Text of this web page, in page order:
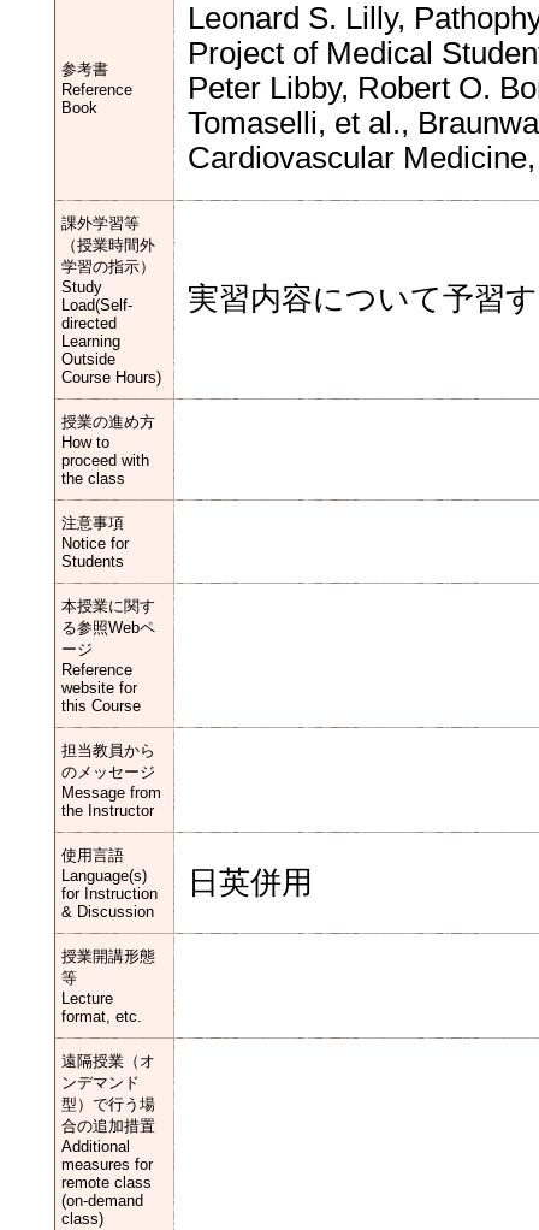
参考書
Reference
Book
Leonard S. Lilly,
Project of Medical
Peter Libby, Robert O.
Tomaselli, et al.,
Cardiovascular
課外学習等
（授業時間外
学習の指示）
Study
Load(Self-
directed
Learning
Outside
Course Hours)
実習内容について予習
授業の進め方
How to
proceed with
the class
注意事項
Notice for
Students
本授業に関す
る参照Webペ
ージ
Reference
website for
this Course
担当教員から
のメッセージ
Message from
the Instructor
使用言語
Language(s)
for Instruction
& Discussion
日英併用
授業開講形態
等
Lecture
format, etc.
遠隔授業（オ
ンデマンド
型）で行う場
合の追加措置
Additional
measures for
remote class
(on-demand
class)